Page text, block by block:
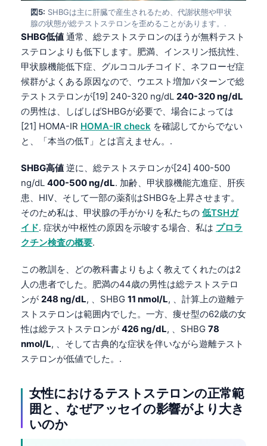
図5: SHBGは主に肝臓で産生されるため、代謝状態や甲状
腺の状態が総テストステロンを歪めることがあります。.
SHBG低値 通常、総テストステロンのほうが無料テスト
ステロンよりも低下します。肥満、インスリン抵抗性、
甲状腺機能低下症、グルココルチコイド、ネフローゼ症
候群がよくある原因なので、ウエスト増加パターンで総
テストステロンが[19] 240-320 ng/dL 240-320 ng/dL
の男性は、しばしばSHBGが必要で、場合によっては
[21] HOMA-IR HOMA-IR check を確認してからでない
と、「本当の低T」とは言えません。.
SHBG高値 逆に、総テストステロンが[24] 400-500
ng/dL 400-500 ng/dL. 加齢、甲状腺機能亢進症、肝疾
患、HIV、そして一部の薬剤はSHBGを上昇させます。
そのため私は、甲状腺の手がかりを私たちの 低TSHガ
イド. 症状が中枢性の原因を示唆する場合、私は プロラ
クチン検査の概要.
この教訓を、どの教科書よりもよく教えてくれたのは2
人の患者でした。肥満の44歳の男性は総テストステロ
ンが 248 ng/dL, 、SHBG 11 nmol/L, 、計算上の遊離テ
ストステロンは範囲内でした。一方、痩せ型の62歳の女
性は総テストステロンが 426 ng/dL, 、SHBG 78
nmol/L, 、そして古典的な症状を伴いながら遊離テスト
ステロンが低値でした。.
女性におけるテストステロンの正常範
囲と、なぜアッセイの影響がより大き
いのか